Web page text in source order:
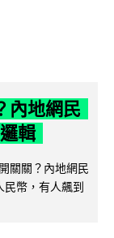
內地網民
輯
關關？內地網民
幣，有人飆到